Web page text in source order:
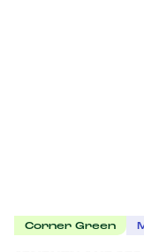
Corner Green